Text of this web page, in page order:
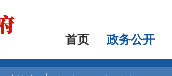
首页 政务公开